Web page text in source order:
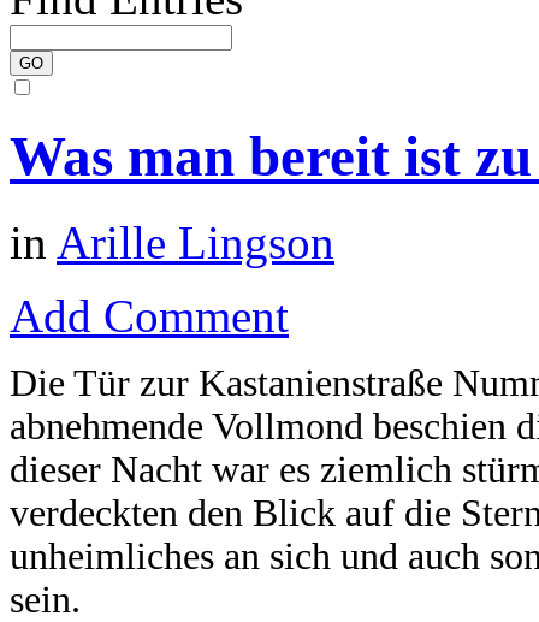
Was man bereit ist
in Arille Lingson
Add Comment
Die Tür zur Kastanienstraße
abnehmende Vollmond beschien
dieser Nacht war es ziemlich
verdeckten den Blick auf die
unheimliches an sich und auch
sein.